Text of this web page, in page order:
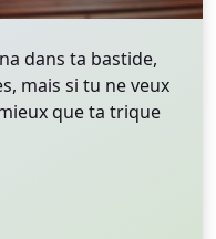
dans ta bastide,
mais si tu ne veux
que ta trique